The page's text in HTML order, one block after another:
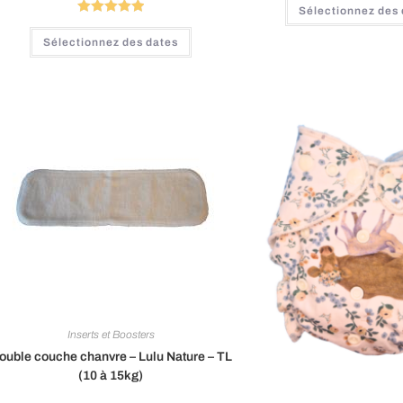
Note5.00
sur 5
Sélectionnez des dates
Sélectionnez des
Inserts et Boosters
couche chanvre – Lulu Nature – TL
(10 à 15kg)